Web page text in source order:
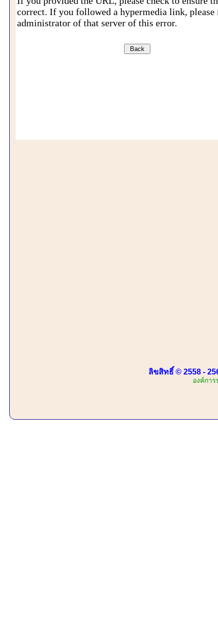
ลิขสิทธิ์ © 2558 -
องค์กา